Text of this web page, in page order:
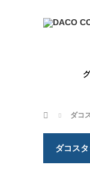
ホーム ダコ
ダコス